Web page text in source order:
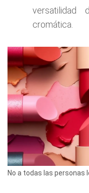
versatilidad
cromática.
No a todas las personas